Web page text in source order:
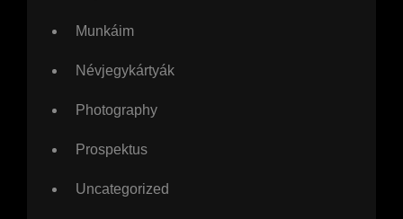
Munkáim
Névjegykártyák
Photography
Prospektus
Uncategorized